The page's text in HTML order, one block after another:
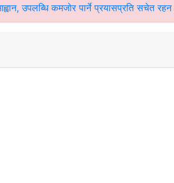
उपलब्धि कमजोर पार्ने प्रयासप्रति सचेत